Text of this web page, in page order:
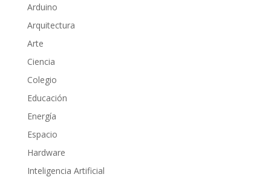
Arduino
Arquitectura
Arte
Ciencia
Colegio
Educación
Energía
Espacio
Hardware
Inteligencia Artificial